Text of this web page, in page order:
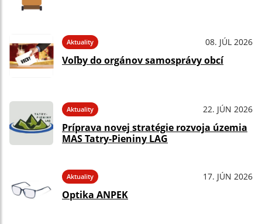
Aktuality 08. JÚL 2026
Voľby do orgánov samosprávy obcí
Aktuality 22. JÚN 2026
Príprava novej stratégie rozvoja územia
MAS Tatry-Pieniny LAG
Aktuality 17. JÚN 2026
Optika ANPEK